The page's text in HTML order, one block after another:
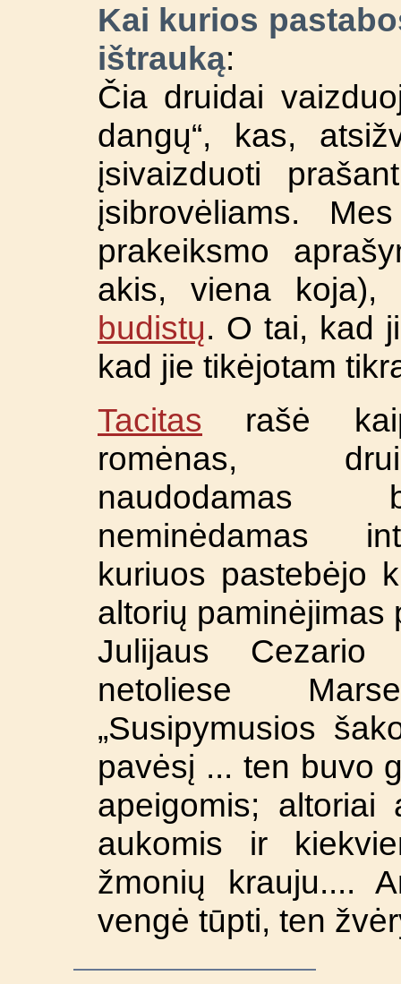
Kai kurios
ištrauką:
Čia druidai
dangų“, kas,
įsivaizduoti
įsibrovėliams.
prakeiksmo
akis, viena
budistų. O tai, kad
kad jie tikėjotam
Tacitas rašė
romėnas,
naudodamas
neminėdamas
kuriuos pastebėjo
altorių
Julijaus
netoliese
„Susipymusios
pavėsį ... ten buvo
apeigomis; altoriai
aukomis ir
žmonių krauju....
vengė tūpti, ten